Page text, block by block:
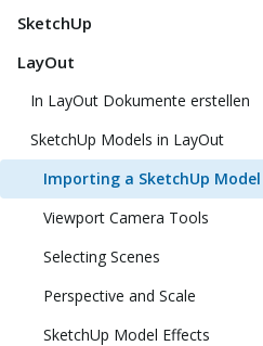
SketchUp
LayOut
In LayOut Dokumente erstellen
SketchUp Models in LayOut
Importing a SketchUp Model
Viewport Camera Tools
Selecting Scenes
Perspective and Scale
SketchUp Model Effects